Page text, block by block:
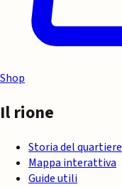
Shop
Il rione
Storia del quartiere
Mappa interattiva
Guide utili